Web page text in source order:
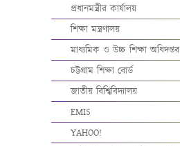
প্রধানমন্ত্রীর কার্যালয়
শিক্ষা মন্ত্রণালয়
মাধ্যমিক ও উচ্চ শিক্ষা অধিদপ্তর
চট্টগ্রাম শিক্ষা বোর্ড
জাতীয় বিশ্বিবিদ্যালয়
EMIS
YAHOO!